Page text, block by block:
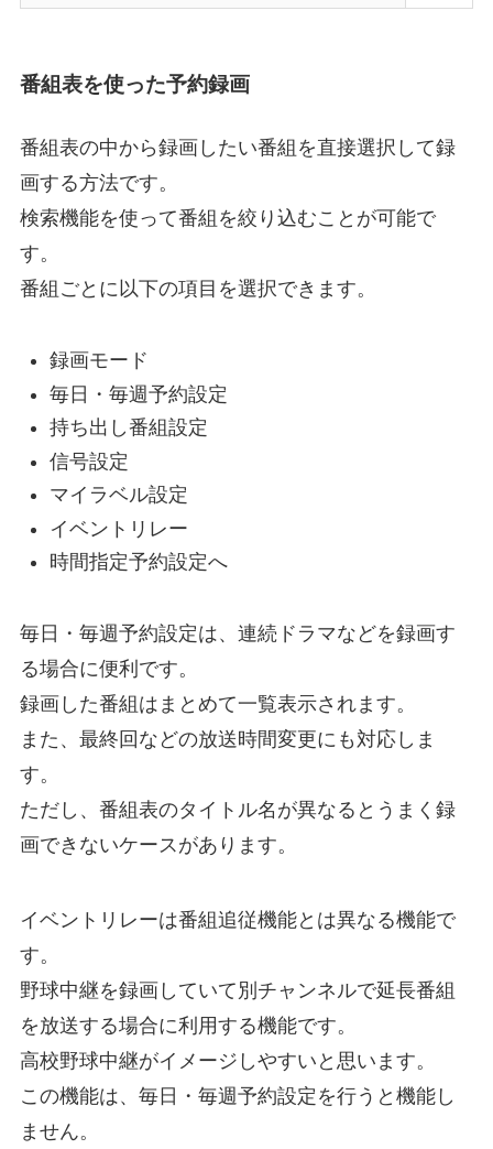
番組表を使った予約録画
番組表の中から録画したい番組を直接選択して録
画する方法です。
検索機能を使って番組を絞り込むことが可能で
す。
番組ごとに以下の項目を選択できます。
録画モード
毎日・毎週予約設定
持ち出し番組設定
信号設定
マイラベル設定
イベントリレー
時間指定予約設定へ
毎日・毎週予約設定は、連続ドラマなどを録画す
る場合に便利です。
録画した番組はまとめて一覧表示されます。
また、最終回などの放送時間変更にも対応しま
す。
ただし、番組表のタイトル名が異なるとうまく録
画できないケースがあります。
イベントリレーは番組追従機能とは異なる機能で
す。
野球中継を録画していて別チャンネルで延長番組
を放送する場合に利用する機能です。
高校野球中継がイメージしやすいと思います。
この機能は、毎日・毎週予約設定を行うと機能し
ません。